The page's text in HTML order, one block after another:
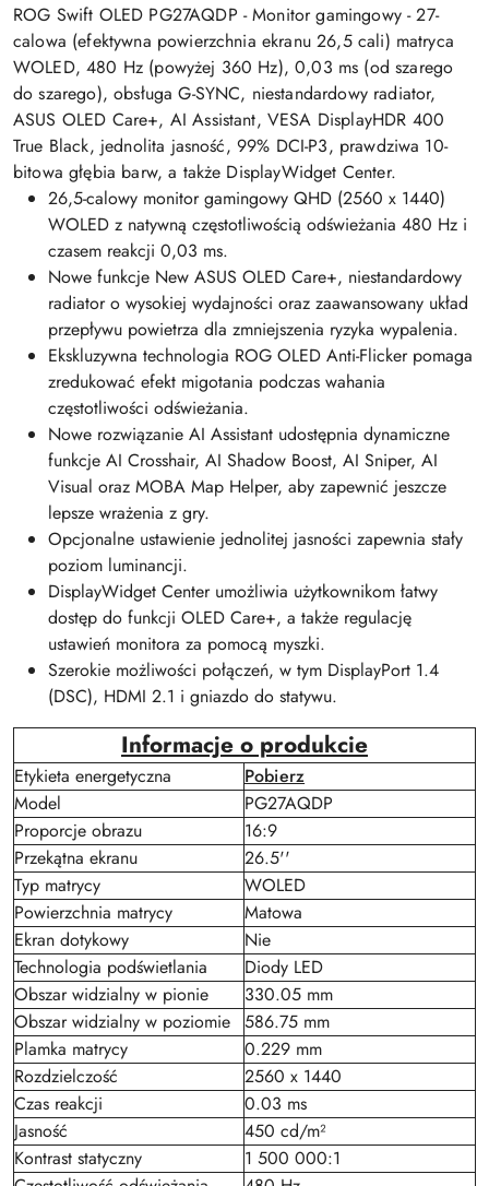
ROG Swift OLED PG27AQDP - Monitor gamingowy - 27-
calowa (efektywna powierzchnia ekranu 26,5 cali) matryca
WOLED, 480 Hz (powyżej 360 Hz), 0,03 ms (od szarego
do szarego), obsługa G-SYNC, niestandardowy radiator,
ASUS OLED Care+, AI Assistant, VESA DisplayHDR 400
True Black, jednolita jasność, 99% DCI-P3, prawdziwa 10-
bitowa głębia barw, a także DisplayWidget Center.
26,5-calowy monitor gamingowy QHD (2560 x 1440)
WOLED z natywną częstotliwością odświeżania 480 Hz i
czasem reakcji 0,03 ms.
Nowe funkcje New ASUS OLED Care+, niestandardowy
radiator o wysokiej wydajności oraz zaawansowany układ
przepływu powietrza dla zmniejszenia ryzyka wypalenia.
Ekskluzywna technologia ROG OLED Anti-Flicker pomaga
zredukować efekt migotania podczas wahania
częstotliwości odświeżania.
Nowe rozwiązanie AI Assistant udostępnia dynamiczne
funkcje AI Crosshair, AI Shadow Boost, AI Sniper, AI
Visual oraz MOBA Map Helper, aby zapewnić jeszcze
lepsze wrażenia z gry.
Opcjonalne ustawienie jednolitej jasności zapewnia stały
poziom luminancji.
DisplayWidget Center umożliwia użytkownikom łatwy
dostęp do funkcji OLED Care+, a także regulację
ustawień monitora za pomocą myszki.
Szerokie możliwości połączeń, w tym DisplayPort 1.4
(DSC), HDMI 2.1 i gniazdo do statywu.
Informacje o produkcie
Etykieta energetyczna
Pobierz
Model
PG27AQDP
Proporcje obrazu
16:9
Przekątna ekranu
26.5''
Typ matrycy
WOLED
Powierzchnia matrycy
Matowa
Ekran dotykowy
Nie
Technologia podświetlania
Diody LED
Obszar widzialny w pionie
330.05 mm
Obszar widzialny w poziomie 586.75 mm
Plamka matrycy
0.229 mm
Rozdzielczość
2560 x 1440
Czas reakcji
0.03 ms
Jasność
450 cd/m²
Kontrast statyczny
1 500 000:1